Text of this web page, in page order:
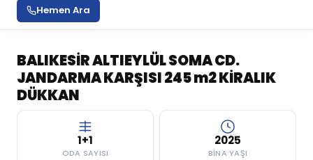
Hemen Ara
BALIKESİR ALTIEYLÜL SOMA CD.
JANDARMA KARŞISI 245 m2 KİRALIK
DÜKKAN
1+1
ODA SAYISI
2025
BINA YAŞI